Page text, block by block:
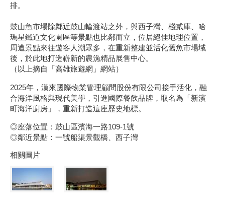
排。
鼓山魚市場除鄰近鼓山輪渡站之外，與西子灣、棧貳庫、哈
瑪星鐵道文化園區等景點也比鄰而立，位居絕佳地理位置，
周遭景點來往遊客人潮眾多，在重新整建並活化舊魚市場域
後，於此地打造嶄新的農漁精品展售中心。
（以上摘自「高雄旅遊網」網站）
2025年，漢來國際物業管理顧問股份有限公司接手活化，融
合海洋風格與現代美學，引進國際餐飲品牌，取名為「新濱
町海洋廚房」，重新打造這座歷史地標。
◎座落位置：鼓山區濱海一路109-1號
◎鄰近景點：一號船渠景觀橋、西子灣
相關圖片